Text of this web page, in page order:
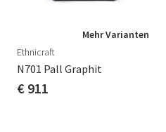
Mehr Varianten
Ethnicraft
N701 Pall Graphit
€ 911